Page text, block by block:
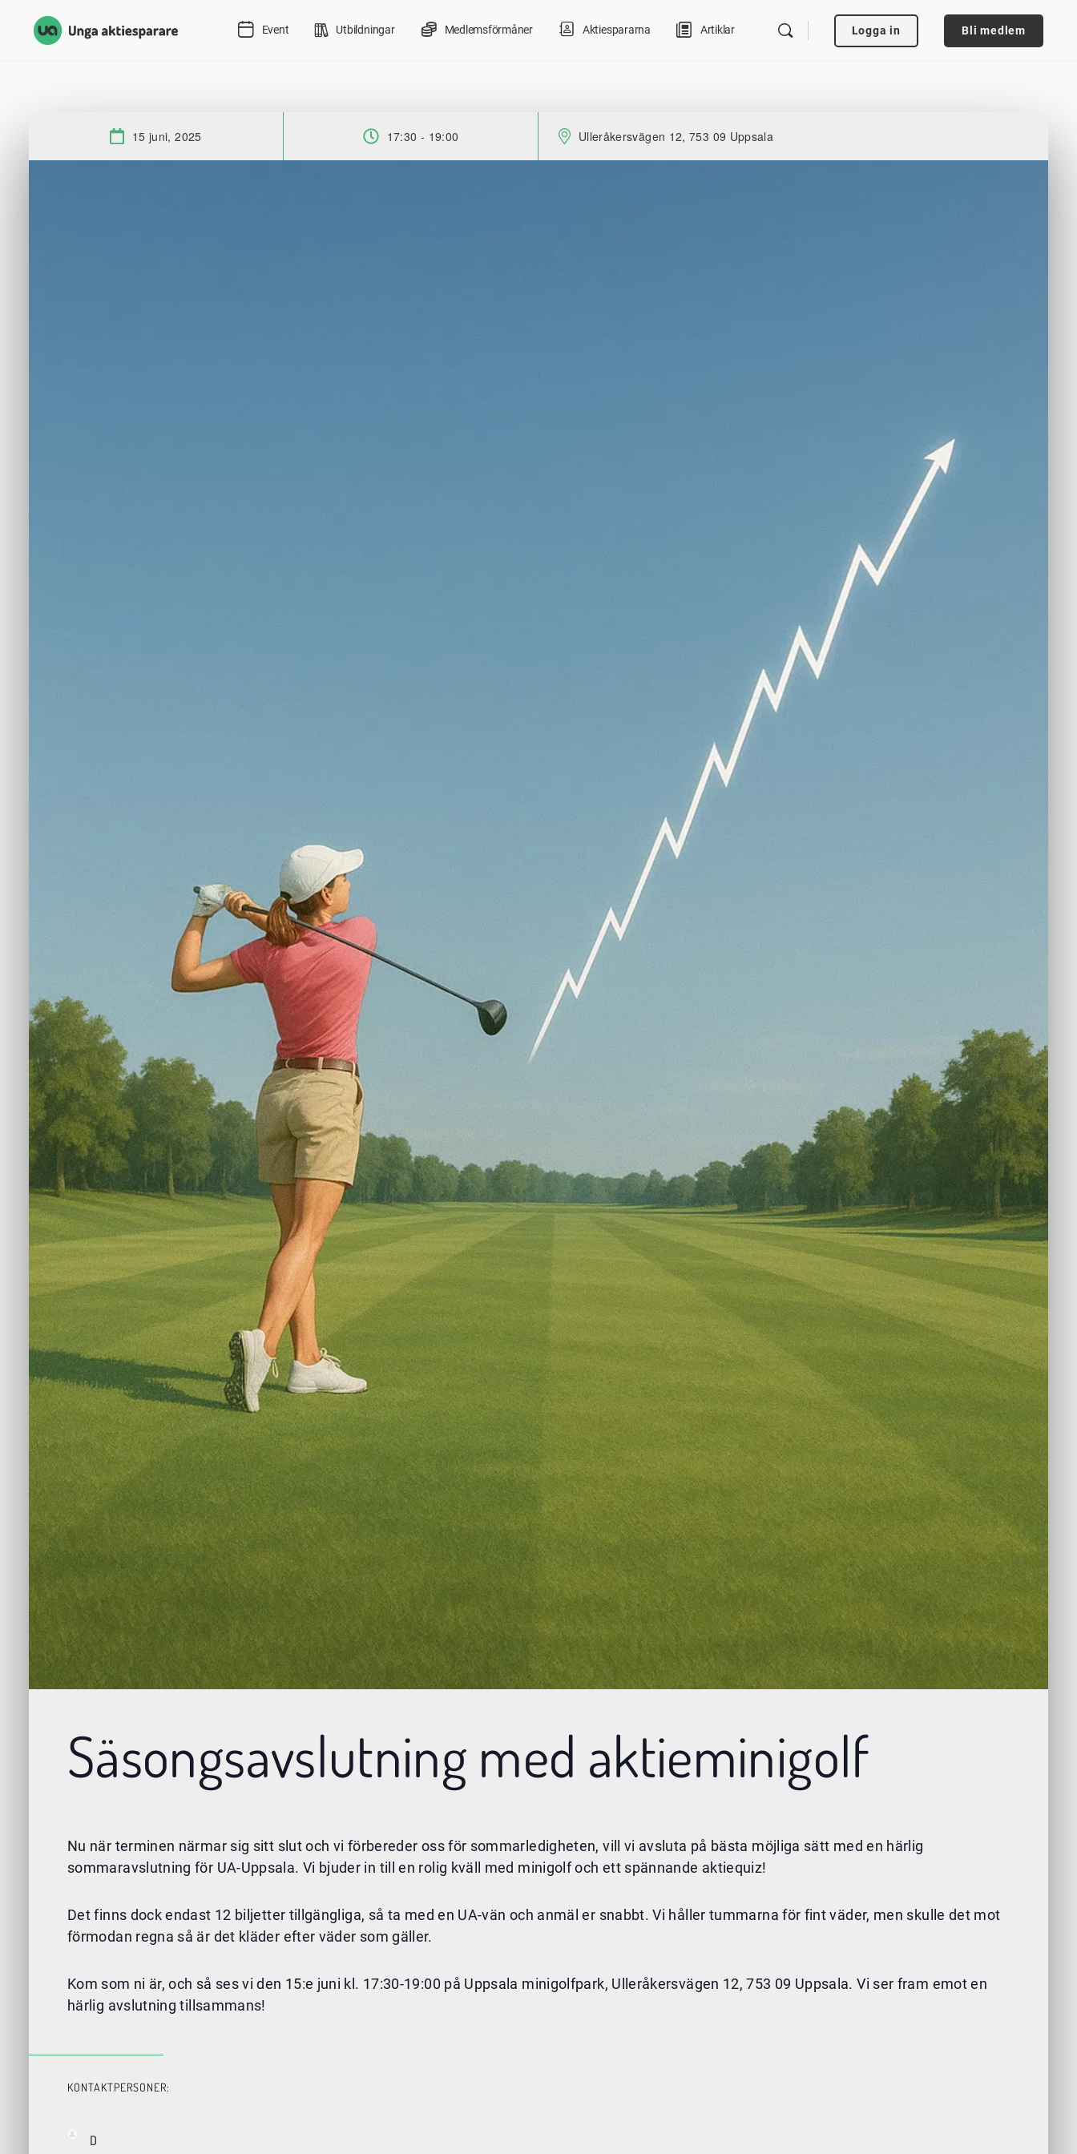
Event Utbildningar Medlemsförmåner Aktiespararna Artiklar Logga in Bli medlem
Datum:
15 juni, 2025 Tid:
17:30 - 19:00
Plats:
Ulleråkersvägen 12, 753 09 Uppsala
Säsongsavslutning med aktieminigolf
Nu när terminen närmar sig sitt slut och vi förbereder oss för sommarledigheten, vill vi avsluta på bästa möjliga sätt med en härlig
sommaravslutning för UA-Uppsala. Vi bjuder in till en rolig kväll med minigolf och ett spännande aktiequiz!
Det finns dock endast 12 biljetter tillgängliga, så ta med en UA-vän och anmäl er snabbt. Vi håller tummarna för fint väder, men skulle det mot
förmodan regna så är det kläder efter väder som gäller.
Kom som ni är, och så ses vi den 15:e juni kl. 17:30-19:00 på Uppsala minigolfpark, Ulleråkersvägen 12, 753 09 Uppsala. Vi ser fram emot en
härlig avslutning tillsammans!
KONTAKTPERSONER:
D